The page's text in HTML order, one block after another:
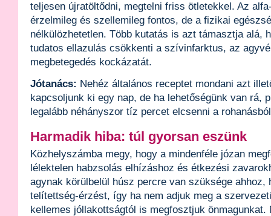
teljesen újratöltődni, megtelni friss ötletekkel. Az
érzelmileg és szellemileg fontos, de a fizikai
nélkülözhetetlen. Több kutatás is azt támasztja alá,
tudatos ellazulás csökkenti a szívinfarktus, az
megbetegedés kockázatát.
Jótanács: Nehéz általános receptet mondani azt
kapcsoljunk ki egy nap, de ha lehetőségünk van rá,
legalább néhányszor tíz percet elcsenni a
Harmadik hiba: túl gyorsan eszünk
Közhelyszámba megy, hogy a mindenféle józan
lélektelen habzsolás elhízáshoz és étkezési
agynak körülbelül húsz percre van szüksége ahhoz,
telítettség-érzést, így ha nem adjuk meg a
kellemes jóllakottságtól is megfosztjuk önmagunkat.